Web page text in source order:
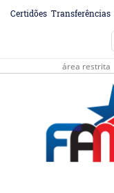
Certidões Transferências
área restrita